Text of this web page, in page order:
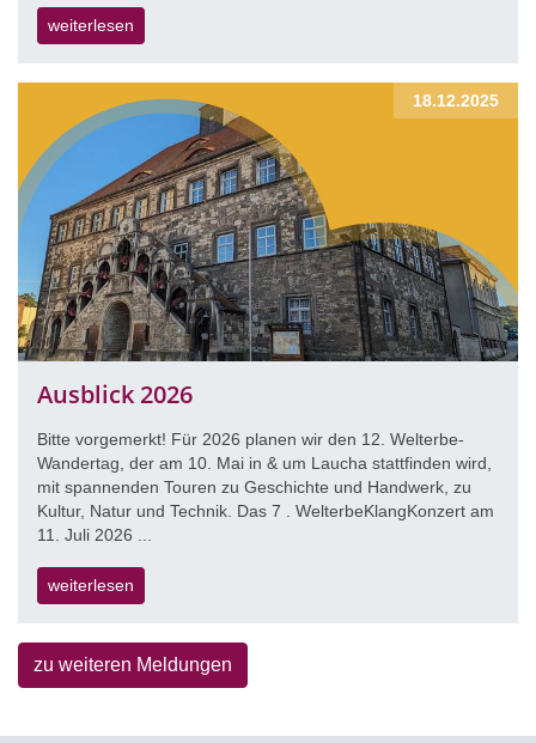
weiterlesen
Ausblick 2026
Bitte vorgemerkt! Für 2026 planen wir den 12. Welterbe-
Wandertag, der am 10. Mai in & um Laucha stattfinden wird,
mit spannenden Touren zu Geschichte und Handwerk, zu
Kultur, Natur und Technik. Das 7 . WelterbeKlangKonzert am
11. Juli 2026 ...
weiterlesen
18.12.2025
zu weiteren Meldungen